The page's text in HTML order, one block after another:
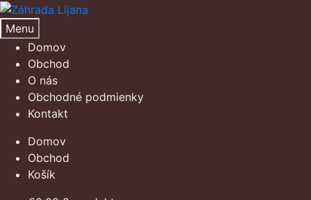
Preskočiť
na
navigáciu
Preskočiť
na
obsah
Menu
Domov
Obchod
O nás
Obchodné podmienky
Kontakt
Domov
Obchod
Košík